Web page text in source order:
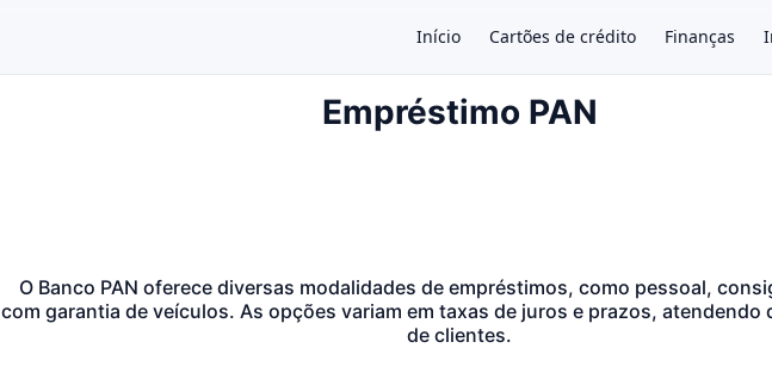
Início Cartões de crédito Finanças
Empréstimo PAN
O Banco PAN oferece diversas modalidades de empréstimos, como pessoal,
com garantia de veículos. As opções variam em taxas de juros e prazos, atendendo
de clientes.